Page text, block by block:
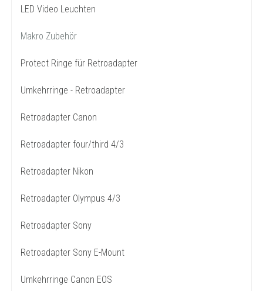
LED Video Leuchten
Makro Zubehör
Protect Ringe für Retroadapter
Umkehrringe - Retroadapter
Retroadapter Canon
Retroadapter four/third 4/3
Retroadapter Nikon
Retroadapter Olympus 4/3
Retroadapter Sony
Retroadapter Sony E-Mount
Umkehrringe Canon EOS